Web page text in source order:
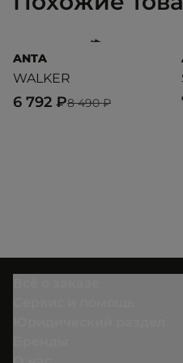
ANTA
WALKER
8 490 ₽
6 792 ₽